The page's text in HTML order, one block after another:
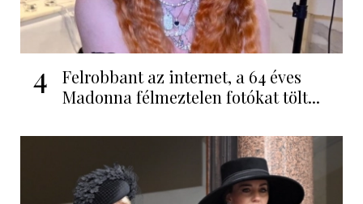
4
Felrobbant az internet, a 64 éves
Madonna félmeztelen fotókat tölt...